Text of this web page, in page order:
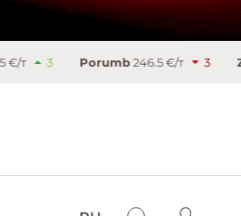
Porumb 246.5 €/т 3 Zahăr486.9